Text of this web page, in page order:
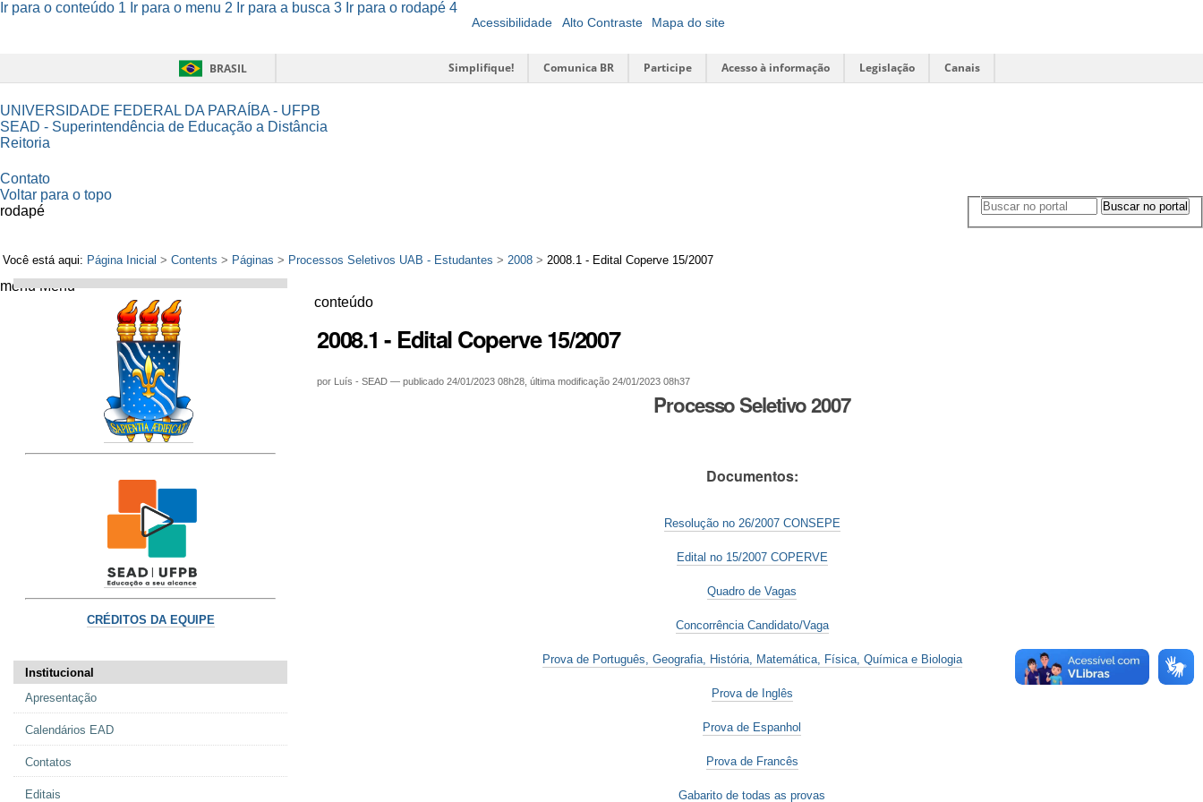
Ir para o conteúdo 1 Ir para o menu 2 Ir para a busca 3 Ir para o rodapé 4
Acessibilidade Alto Contraste Mapa do site
BRASIL Simplifique! Comunica BR Participe Acesso à informação Legislação Canais
UNIVERSIDADE FEDERAL DA PARAÍBA - UFPB
SEAD - Superintendência de Educação a Distância
Reitoria
Buscar no portal
Buscar no portal
Contato
Você está aqui: Página Inicial >Contents > Páginas > Processos Seletivos UAB - Estudantes >2008 >2008.1 - Edital Coperve 15/2007
menu Menu
CRÉDITOS DA EQUIPE
Institucional
Apresentação
Calendários EAD
Contatos
Editais
conteúdo
2008.1 - Edital Coperve 15/2007
por Luís - SEAD —publicado 24/01/2023 08h28,última modificação 24/01/2023 08h37
Processo Seletivo 2007
Documentos:
Resolução no 26/2007 CONSEPE
Edital no 15/2007 COPERVE
Quadro de Vagas
Concorrência Candidato/Vaga
Prova de Português, Geografia, História, Matemática, Física, Química e Biologia
Prova de Inglês
Prova de Espanhol
Prova de Francês
Gabarito de todas as provas
Voltar para o topo
rodapé